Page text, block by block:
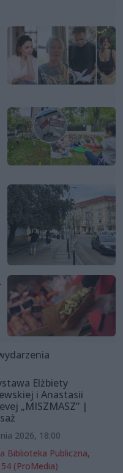
Elżbiety
i Anastasii
„MISZMASZ” |
2026, 18:00
Biblioteka Publiczna,
(ProMedia)